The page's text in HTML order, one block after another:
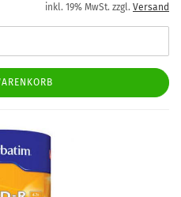
inkl. 19% MwSt. zzgl. Versand